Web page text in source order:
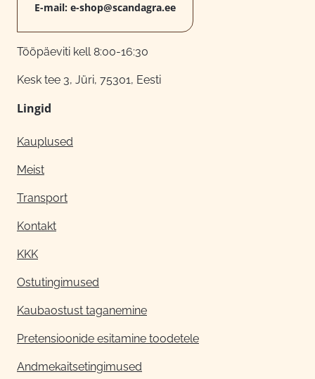
E-mail: e-shop@scandagra.ee
Tööpäeviti kell 8:00-16:30
Kesk tee 3, Jüri, 75301, Eesti
Lingid
Kauplused
Meist
Transport
Kontakt
KKK
Ostutingimused
Kaubaostust taganemine
Pretensioonide esitamine toodetele
Andmekaitsetingimused